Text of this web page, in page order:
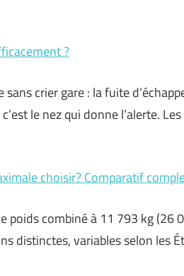
?
crier gare : la fuite
le nez qui donne l’alerte. Les
choisir? Comparatif
poids combiné à 11 793 kg (26
distinctes, variables selon les